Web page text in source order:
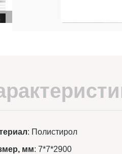
: Полистирол
мм: 7*7*2900